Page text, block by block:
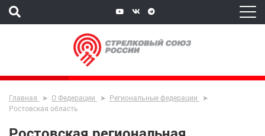
Главная О Федерации
Региональные федерации
Ростовская область